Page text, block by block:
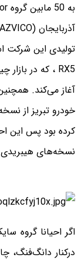
آغاز می‌کند.
کرده بود پس این
نسخه‌های هیبریدی
اگر احیانا گروه
درکنار دانگ‌فنگ،